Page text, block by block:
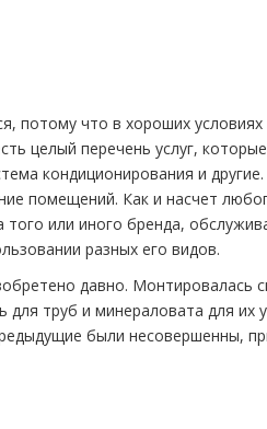
потому что в хороших
целый перечень услуг,
кондиционирования и
помещений. Как и насчет
или иного бренда,
разных его видов.
давно. Монтировалась
труб и минераловата для
были несовершенны,